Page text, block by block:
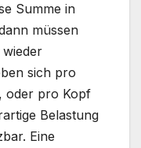
Summe in
müssen
sich pro
oder pro Kopf
Belastung
Eine